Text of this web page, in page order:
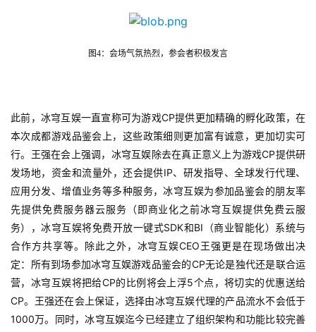
业
界
手
机
游
戏
单
机
游
戏
图4：会场气氛热烈，参会者积极发言
此前，冰穹互娱一直宣称可为游戏CP提供更加精确的孵化政策，在
本次成都游戏品鉴会上，这些政策细则更加富有诚意，更加切实可
行。王强在会上强调，冰穹互娱除去在真正意义上为游戏CP提供研
发场地，资金和流量外，还会提供IP、研发指导、全球发行代理、
应用分发、增值业务等多种服务，冰穹互娱为参加品鉴会的朋友率
先提供免费服务器云服务（即商业化之前冰穹互娱提供免费云服
务），冰穹互娱将免费开放一键式SDK和 BI （商业智能化）系统与
合作方共享等。除此之外，冰穹互娱CEO 王强更是在现场做出决
定：所有到场参加冰穹互娱游戏品鉴会的CP无论是独代还是联合运
营，冰穹互娱将把给CP的比例将会上浮5个点，将切实的优惠送给
CP。王强还在会上保证，选择由冰穹互娱代理的产品流水不会低于
1000 万。同时，冰穹互娱迄今已经建立了组织架构和功能比较完善